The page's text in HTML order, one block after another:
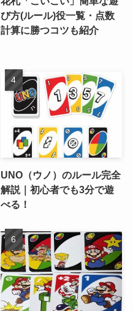
び方(ルール)役一覧・点数
計算に勝つコツも紹介
UNO（ウノ）のルール完全
解説｜初心者でも3分で遊
べる！